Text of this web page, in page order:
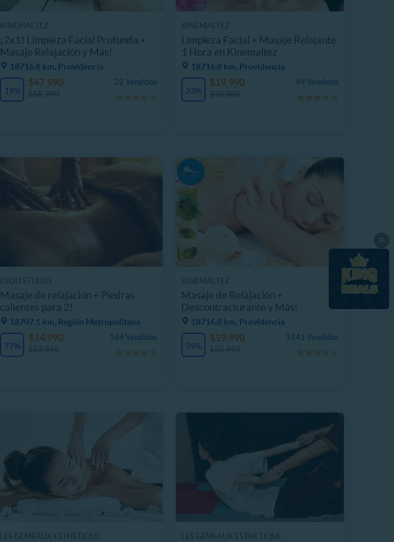
¡2x1! Limpieza Facial Profunda +
Masaje Relajación y Más!
18716.8 km, Providencia
19%
22 Vendidos
$47.990
Limpieza Facial + Masaje Relajante
1 Hora en Kinemaltez
18716.8 km, Providencia
33%
49 Vendidos
$19.990
Masaje de relajación + Piedras
calientes para 2!
18707.1 km, Región Metropolitana
77%
164 Vendidos
$14.990
Masaje de Relajación +
Descontracturante y Más!
18716.8 km, Providencia
39%
3141 Vendidos
$19.990